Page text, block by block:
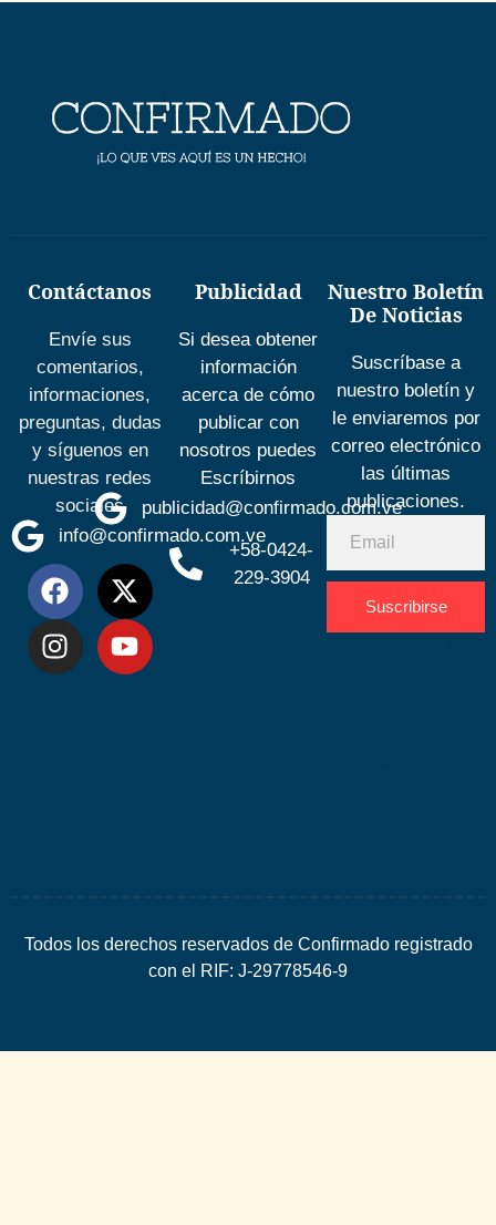
Contáctanos
Envíe sus
comentarios,
informaciones,
preguntas, dudas
y síguenos en
nuestras redes
sociales
info@confirmado.com.ve
Publicidad
Si desea obtener
información
acerca de cómo
publicar con
nosotros puedes
Escríbirnos
publicidad@confirmado.com.ve
+58-0424-
229-3904
Nuestro Boletín
De Noticias
Suscríbase a
nuestro boletín y
le enviaremos por
correo electrónico
las últimas
publicaciones.
Suscribirse
Todos los derechos reservados de Confirmado registrado
con el RIF: J-29778546-9